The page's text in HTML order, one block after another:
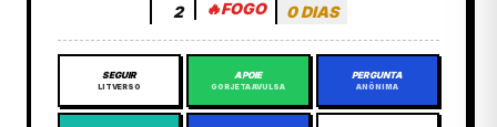
2 🔥FOGO 0 DIAS
SEGUIR
LITVERSO
APOIE
GORJETA AVULSA
PERGUNTA
ANÔNIMA